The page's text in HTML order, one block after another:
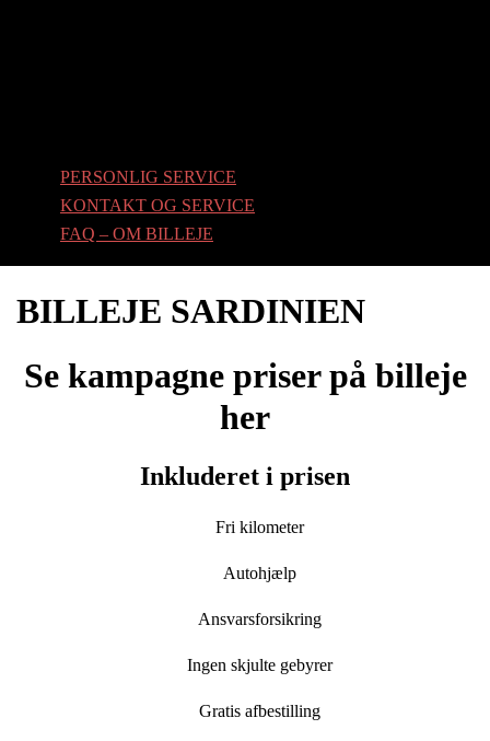
PERSONLIG SERVICE
KONTAKT OG SERVICE
FAQ – OM BILLEJE
BILLEJE SARDINIEN
Se kampagne priser på billeje
her
Inkluderet i prisen
Fri kilometer
Autohjælp
Ansvarsforsikring
Ingen skjulte gebyrer
Gratis afbestilling